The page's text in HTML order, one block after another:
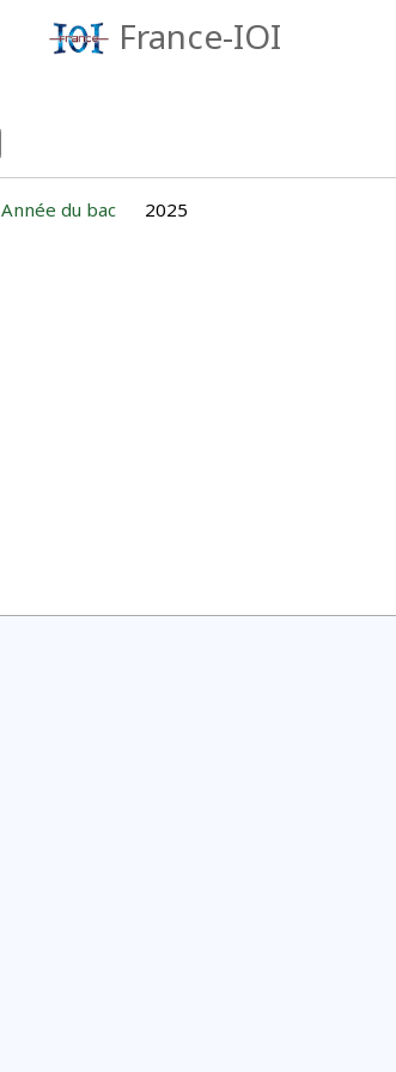
France-IOI
Année du bac 2025